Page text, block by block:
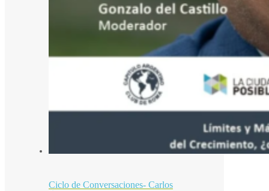
Ciclo de Conversaciones- Carlos